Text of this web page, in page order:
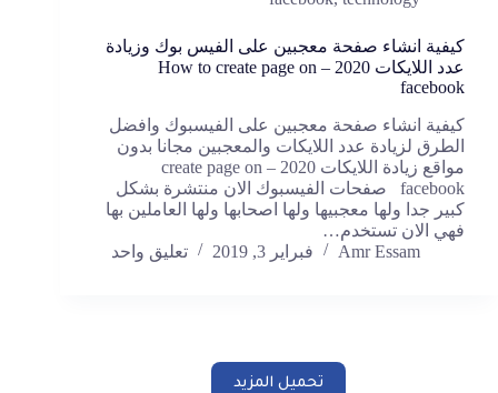
كيفية انشاء صفحة معجبين على الفيس بوك وزيادة
عدد اللايكات 2020 – How to create page on
facebook
كيفية انشاء صفحة معجبين على الفيسبوك وافضل
الطرق لزيادة عدد اللايكات والمعجبين مجانا بدون
مواقع زيادة اللايكات 2020 – create page on
facebook صفحات الفيسبوك الان منتشرة بشكل
كبير جدا ولها معجبيها ولها اصحابها ولها العاملين بها
فهي الان تستخدم…
Amr Essam
فبراير 3, 2019 تعليق واحد
تحميل المزيد